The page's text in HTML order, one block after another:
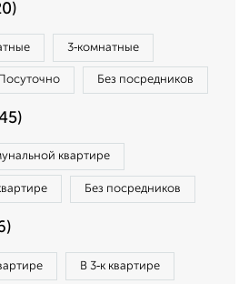
3‑комнатные
Посуточно Без посредников
квартире
Без посредников
В 3‑к квартире